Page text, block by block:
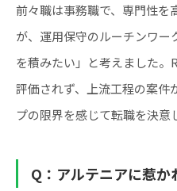
前々職は事務職で、専門性を
が、運用保守のルーチンワ
を積みたい」と考えました。
評価されず、上流工程の案件
プの限界を感じて転職を決意
Q：アルテニアに惹か